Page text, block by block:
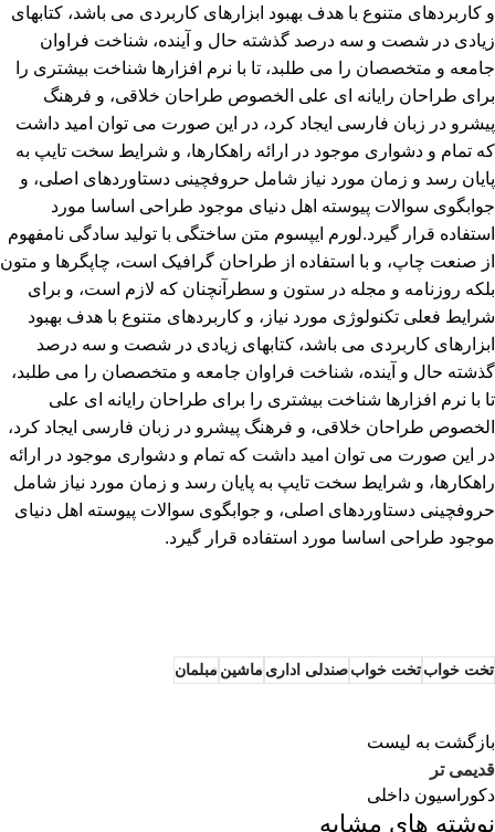
و کاربردهای متنوع با هدف بهبود ابزارهای کاربردی می باشد، کتابهای
زیادی در شصت و سه درصد گذشته حال و آینده، شناخت فراوان
جامعه و متخصصان را می طلبد، تا با نرم افزارها شناخت بیشتری را
برای طراحان رایانه ای علی الخصوص طراحان خلاقی، و فرهنگ
پیشرو در زبان فارسی ایجاد کرد، در این صورت می توان امید داشت
که تمام و دشواری موجود در ارائه راهکارها، و شرایط سخت تایپ به
پایان رسد و زمان مورد نیاز شامل حروفچینی دستاوردهای اصلی، و
جوابگوی سوالات پیوسته اهل دنیای موجود طراحی اساسا مورد
استفاده قرار گیرد.لورم ایپسوم متن ساختگی با تولید سادگی نامفهوم
از صنعت چاپ، و با استفاده از طراحان گرافیک است، چاپگرها و متون
بلکه روزنامه و مجله در ستون و سطرآنچنان که لازم است، و برای
شرایط فعلی تکنولوژی مورد نیاز، و کاربردهای متنوع با هدف بهبود
ابزارهای کاربردی می باشد، کتابهای زیادی در شصت و سه درصد
گذشته حال و آینده، شناخت فراوان جامعه و متخصصان را می طلبد،
تا با نرم افزارها شناخت بیشتری را برای طراحان رایانه ای علی
الخصوص طراحان خلاقی، و فرهنگ پیشرو در زبان فارسی ایجاد کرد،
در این صورت می توان امید داشت که تمام و دشواری موجود در ارائه
راهکارها، و شرایط سخت تایپ به پایان رسد و زمان مورد نیاز شامل
حروفچینی دستاوردهای اصلی، و جوابگوی سوالات پیوسته اهل دنیای
موجود طراحی اساسا مورد استفاده قرار گیرد.
تخت خوابتخت خوابصندلی اداریماشینمبلمان
بازگشت به لیست
قدیمی تر
دکوراسیون داخلی
نوشته های مشابه